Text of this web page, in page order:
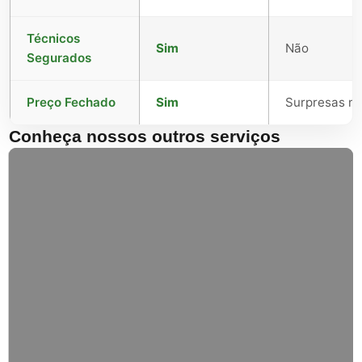
Técnicos
Segurados
Sim Não
Preço Fechado Sim Surpresas
Conheça nossos outros serviços